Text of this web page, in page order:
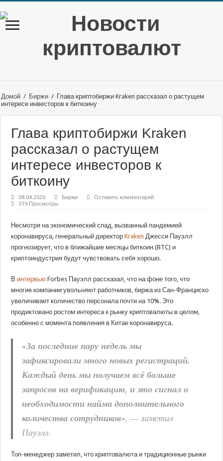
Домой / Биржи / Глава криптобиржи Kraken рассказал о растущем
интересе инвесторов к биткоину
Глава криптобиржи Kraken
рассказал о растущем
интересе инвесторов к
биткоину
08.04.2020 Биржи
Оставить комментарий
339 Просмотры
Несмотря на экономический спад, вызванный пандемией
коронавируса, генеральный директорKraken Джесси Пауэлл
прогнозирует, что в ближайшие месяцы биткоин (BTC) и
криптоиндустрия будут чувствовать себя хорошо.
В интервью Forbes Пауэлл рассказал, что на фоне того, что
многие компании увольняют работников, биржа из Сан-Франциско
увеличивает количество персонала почти на 10%. Это
продиктовано ростом интереса к рынку криптовалюты в целом,
особенно с момента появления в Китае коронавируса.
«За последние пару недель мы
зафиксировали много новых регистраций.
Каждый день мы получаем всё больше
запросов на верификацию, и это сигнал о
необходимости найма дополнительного
количества сотрудников», — заметил
Пауэлл.
Топ-менеджер заметил, что криптовалюта и традиционные рынки